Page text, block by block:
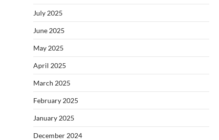
July 2025
June 2025
May 2025
April 2025
March 2025
February 2025
January 2025
December 2024